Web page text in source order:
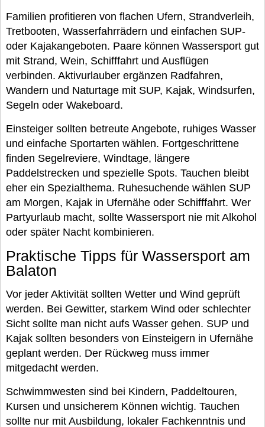
Familien profitieren von flachen Ufern, Strandverleih,
Tretbooten, Wasserfahrrädern und einfachen SUP-
oder Kajakangeboten. Paare können Wassersport gut
mit Strand, Wein, Schifffahrt und Ausflügen
verbinden. Aktivurlauber ergänzen Radfahren,
Wandern und Naturtage mit SUP, Kajak, Windsurfen,
Segeln oder Wakeboard.
Einsteiger sollten betreute Angebote, ruhiges Wasser
und einfache Sportarten wählen. Fortgeschrittene
finden Segelreviere, Windtage, längere
Paddelstrecken und spezielle Spots. Tauchen bleibt
eher ein Spezialthema. Ruhesuchende wählen SUP
am Morgen, Kajak in Ufernähe oder Schifffahrt. Wer
Partyurlaub macht, sollte Wassersport nie mit Alkohol
oder später Nacht kombinieren.
Praktische Tipps für Wassersport am
Balaton
Vor jeder Aktivität sollten Wetter und Wind geprüft
werden. Bei Gewitter, starkem Wind oder schlechter
Sicht sollte man nicht aufs Wasser gehen. SUP und
Kajak sollten besonders von Einsteigern in Ufernähe
geplant werden. Der Rückweg muss immer
mitgedacht werden.
Schwimmwesten sind bei Kindern, Paddeltouren,
Kursen und unsicherem Können wichtig. Tauchen
sollte nur mit Ausbildung, lokaler Fachkenntnis und